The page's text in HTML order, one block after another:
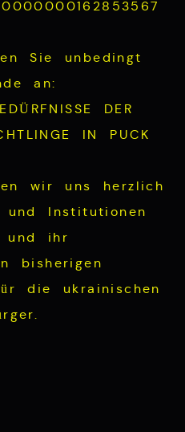
Sie unbedingt
an:
DER
IN PUCK
wir uns herzlich
Institutionen
und ihr
bisherigen
die ukrainischen